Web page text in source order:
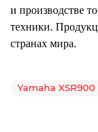
и производстве
техники.
странах мира.
Yamaha XSR900